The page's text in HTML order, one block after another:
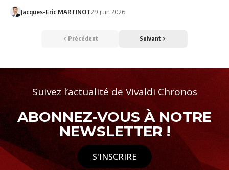
Jacques-Eric MARTINOT29 juin 2026
Précédent Suivant
Suivez l’actualité de Vivaldi Chronos
ABONNEZ-VOUS À NOTRE
NEWSLETTER !
S'INSCRIRE